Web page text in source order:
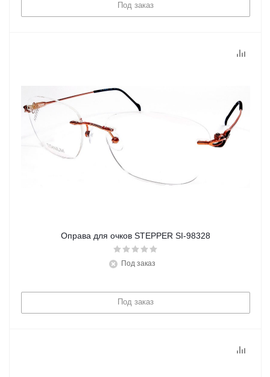
Под заказ
Оправа для очков STEPPER SI-98328
Под заказ
Под заказ